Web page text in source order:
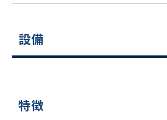
設備
特徴